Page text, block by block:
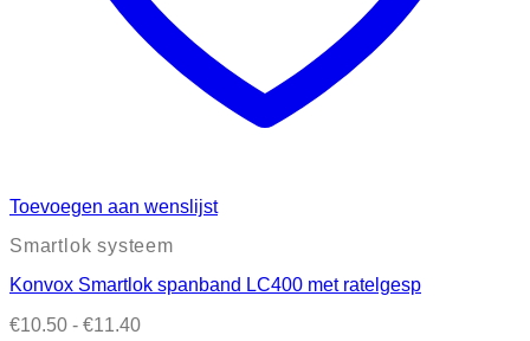
Toevoegen aan wenslijst
Smartlok systeem
Konvox Smartlok spanband LC400 met ratelgesp
€10.50 - €11.40Prijsklasse: